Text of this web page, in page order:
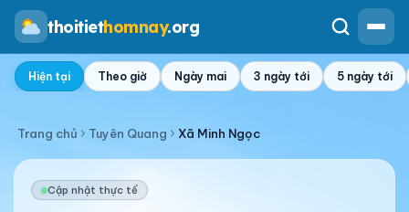
thoitiethomnay.org
Hiện tại Theo giờ Ngày mai 3 ngày tới 5 ngày tới
Trang chủ Tuyên Quang Xã Minh Ngọc
Cập nhật thực tế